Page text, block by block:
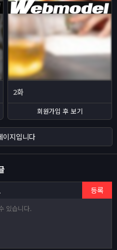
2화
회원가입 후 보기
이지입니다
등록